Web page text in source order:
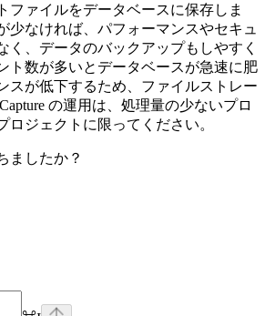
ファイルをデータベースに保存しま
少なければ、パフォーマンスやセキュ
く、データのバックアップもしやすく
ト数が多いとデータベースが急速に肥
スが低下するため、ファイルストレー
の運用は、処理量の少ないプロ
ロジェクトに限ってください。
ましたか？